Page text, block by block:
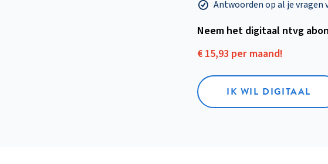
Antwoorden op al je vragen
Neem het digitaal ntvg
€ 15,93 per maand!
IK WIL DIGITAAL